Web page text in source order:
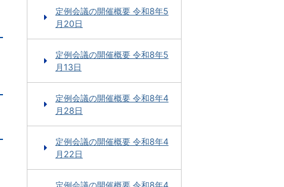
定例会議の開催概要 令和8年5
月20日
定例会議の開催概要 令和8年5
月13日
定例会議の開催概要 令和8年4
月28日
定例会議の開催概要 令和8年4
月22日
定例会議の開催概要 令和8年4